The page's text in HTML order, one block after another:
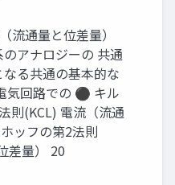
流通量と位差量）
アナロジーの 共通
る共通の基本的な
気回路での ⚫ キル
則(KCL) 電流（流通
ッフの第2法則
差量） 20